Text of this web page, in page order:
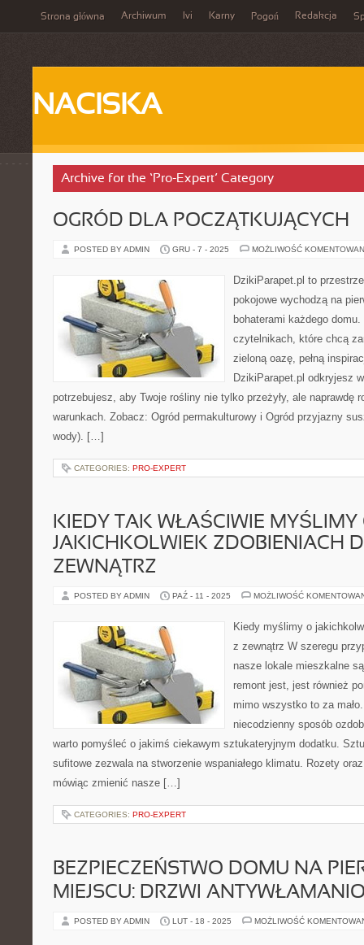
Strona główna Archiwum Ivi Karny Pogoń Redakcja
NACISKA
Archive for the ‘Pro-Expert’ Category
OGRÓD DLA POCZĄTKUJĄCYCH
POSTED BY ADMIN GRU - 7 - 2025 MOŻLIWOŚĆ
DzikiParapet.pl to
pokojowe wychodzą na
bohaterami każdego
czytelnikach, które chcą
zieloną oazę, pełną
DzikiParapet.pl odkryjesz
potrzebujesz, aby Twoje rośliny nie tylko przeżyły, ale naprawdę
warunkach. Zobacz: Ogród permakulturowy i Ogród przyjazny
wody). […]
CATEGORIES: PRO-EXPERT
KIEDY TAK WŁAŚCIWIE MYŚLIMY
JAKICHKOLWIEK ZDOBIENIACH
ZEWNĄTRZ
POSTED BY ADMIN PAŹ - 11 - 2025 MOŻLIWOŚĆ
Kiedy myślimy o
z zewnątrz W szeregu
nasze lokale mieszkalne
remont jest, jest również
mimo wszystko to za
niecodzienny sposób
warto pomyśleć o jakimś ciekawym sztukateryjnym dodatku.
sufitowe zezwala na stworzenie wspaniałego klimatu. Rozety
mówiąc zmienić nasze […]
CATEGORIES: PRO-EXPERT
BEZPIECZEŃSTWO DOMU NA
MIEJSCU: DRZWI
POSTED BY ADMIN LUT - 18 - 2025 MOŻLIWOŚĆ